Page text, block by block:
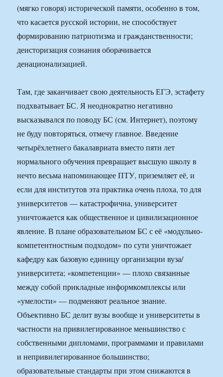
(мягко говоря) исторической памяти, особенно в том,
что касается русской истории, не способствует
формированию патриотизма и гражданственности;
деисторизация сознания оборачивается
денационализацией.
Там, где заканчивает свою деятельность ЕГЭ, эстафету
подхватывает БС. Я неоднократно негативно
высказывался по поводу БС (см. Интернет), поэтому
не буду повторяться, отмечу главное. Введение
четырёхлетнего бакалавриата вместо пяти лет
нормального обучения превращает высшую школу в
нечто весьма напоминающее ПТУ, приземляет её, и
если для институтов эта практика очень плоха, то для
университетов — катастрофична, университет
уничтожается как общественное и цивилизационное
явление. В плане образовательном БС с её «модульно-
компетентностным подходом» по сути уничтожает
кафедру как базовую единицу организации вуза/
университета; «компетенции» — плохо связанные
между собой прикладные информкомплексы или
«умелости» — подменяют реальное знание.
Объективно БС делит вузы вообще и университеты в
частности на привилегированное меньшинство с
собственными дипломами, программами и правилами
и непривилегированное большинство;
образовательные стандарты при этом снижаются в